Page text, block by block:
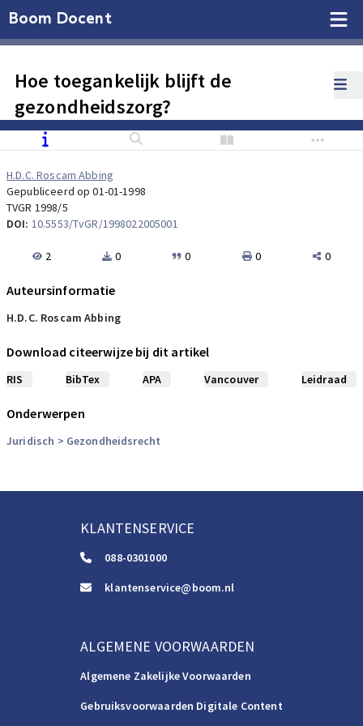
Boom Docent
Hoe toegankelijk blijft de
gezondheidszorg?
H.D.C. Roscam Abbing
Gepubliceerd op 01-01-1998
TVGR 1998/5
DOI: 10.5553/TvGR/1998022005001
2 0 0 0 0
Auteursinformatie
H.D.C. Roscam Abbing
Download citeerwijze bij dit artikel
RIS BibTex APA Vancouver Leidraad
Onderwerpen
Juridisch > Gezondheidsrecht
KLANTENSERVICE
088-0301000
klantenservice@boom.nl
ALGEMENE VOORWAARDEN
Algemene Zakelijke Voorwaarden
Gebruiksvoorwaarden Digitale Content